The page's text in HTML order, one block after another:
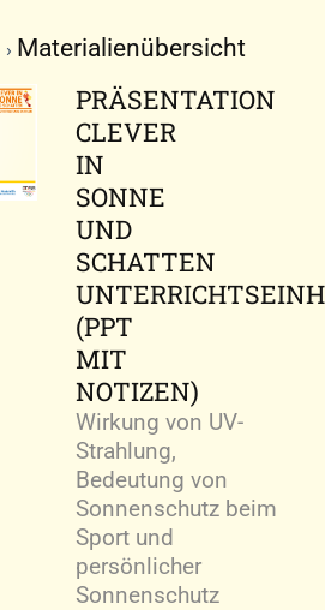
Materialienübersicht
PRÄSENTATION
CLEVER
IN
SONNE
UND
SCHATTEN
(PPT
MIT
NOTIZEN)
Wirkung von UV-
Strahlung,
Bedeutung von
Sonnenschutz beim
Sport und
persönlicher
Sonnenschutz